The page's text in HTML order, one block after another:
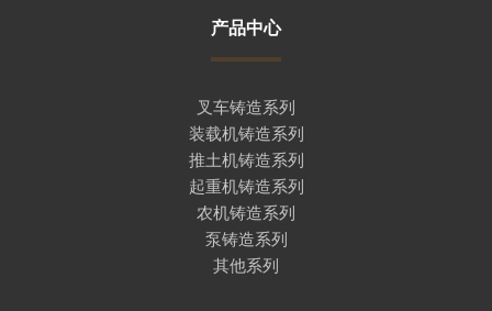
产品中心
叉车铸造系列
装载机铸造系列
推土机铸造系列
起重机铸造系列
农机铸造系列
泵铸造系列
其他系列